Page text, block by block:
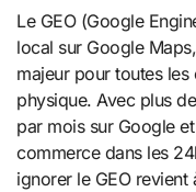
Le GEO (Google Engine Optimization), ou référencement
local sur Google
majeur pour toutes
physique. Avec plus
par mois sur Google
commerce dans les
ignorer le GEO